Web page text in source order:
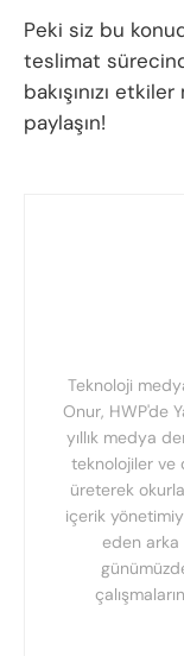
Peki siz bu
teslimat
bakışınızı
paylaşın!
Teknoloji
Onur, HWP'de
yıllık medya
teknolojiler ve
üreterek
içerik
eden arka